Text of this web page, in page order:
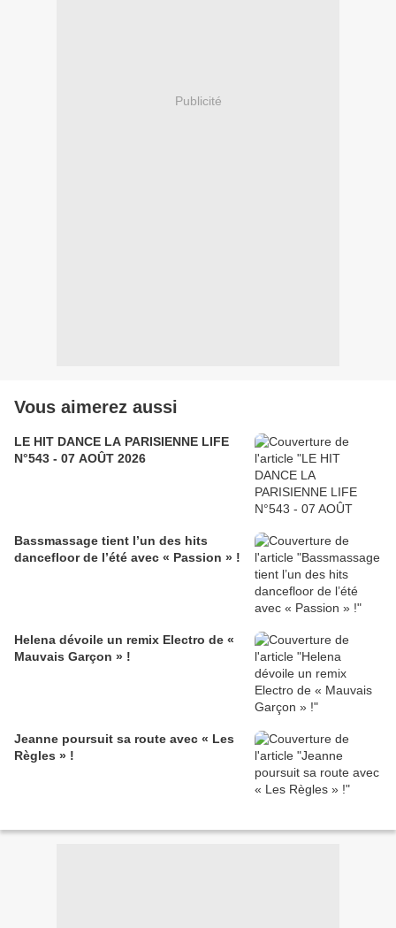
Publicité
Vous aimerez aussi
LE HIT DANCE LA PARISIENNE LIFE
N°543 - 07 AOÛT 2026
Bassmassage tient l’un des hits
dancefloor de l’été avec « Passion » !
Helena dévoile un remix Electro de «
Mauvais Garçon » !
Jeanne poursuit sa route avec « Les
Règles » !